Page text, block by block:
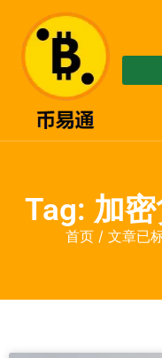
Tag: 加
首页 / 文章已